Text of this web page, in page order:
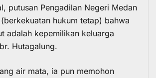
putusan Pengadilan Negeri Medan
hukum tetap) bahwa
adalah kepemilikan keluarga
Hutagalung.
air mata, ia pun memohon